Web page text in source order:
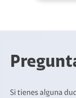
Si tienes alguna